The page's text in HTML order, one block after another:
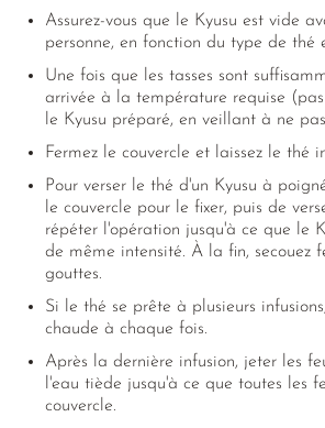
Assurez-vous que le Kyusu est vide
personne, en fonction du type de thé
Une fois que les tasses sont
arrivée à la température requise
le Kyusu préparé, en veillant à ne
Fermez le couvercle et laissez le thé
Pour verser le thé d'un Kyusu à
le couvercle pour le fixer, puis de
répéter l'opération jusqu'à ce que le
de même intensité. À la fin, secouez
gouttes.
Si le thé se prête à plusieurs
chaude à chaque fois.
Après la dernière infusion, jeter les
l'eau tiède jusqu'à ce que toutes les
couvercle.